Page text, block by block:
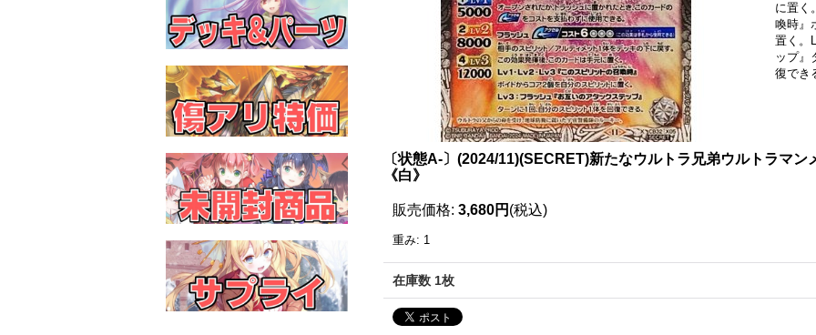
に置く
喚時』
置く。
ップ』
復でき
〔状態A-〕(2024/11)(SECRET)新たなウルトラ兄弟ウルトラマ
《白》
販売価格: 3,680円 (税込)
重み: 1
在庫数 1枚